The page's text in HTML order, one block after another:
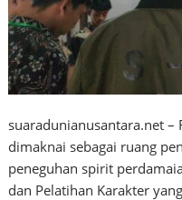
suaradunianusantara.net –
dimaknai sebagai ruang
peneguhan spirit
dan Pelatihan Karakter